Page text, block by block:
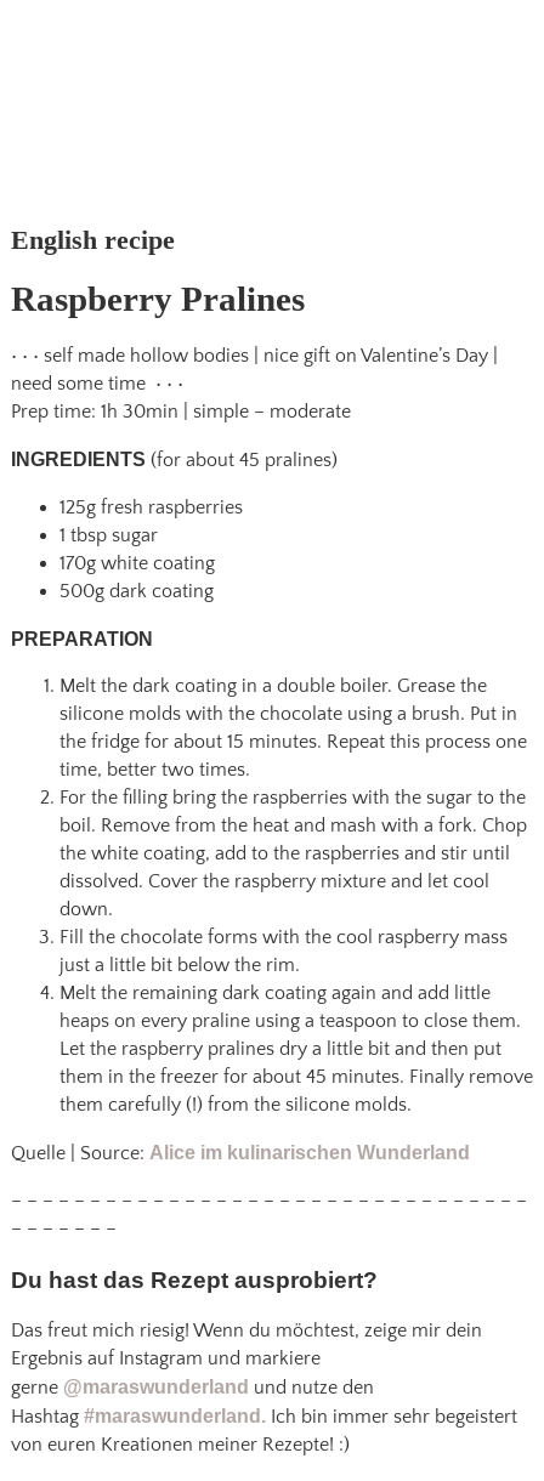
English recipe
Raspberry Pralines
• • • self made hollow bodies | nice gift on Valentine’s Day |
need some time • • •
Prep time: 1h 30min | simple – moderate
INGREDIENTS (for about 45 pralines)
125g fresh raspberries
1 tbsp sugar
170g white coating
500g dark coating
PREPARATION
Melt the dark coating in a double boiler. Grease the
silicone molds with the chocolate using a brush. Put in
the fridge for about 15 minutes. Repeat this process one
time, better two times.
For the filling bring the raspberries with the sugar to the
boil. Remove from the heat and mash with a fork. Chop
the white coating, add to the raspberries and stir until
dissolved. Cover the raspberry mixture and let cool
down.
Fill the chocolate forms with the cool raspberry mass
just a little bit below the rim.
Melt the remaining dark coating again and add little
heaps on every praline using a teaspoon to close them.
Let the raspberry pralines dry a little bit and then put
them in the freezer for about 45 minutes. Finally remove
them carefully (!) from the silicone molds.
Quelle | Source: Alice im kulinarischen Wunderland
– – – – – – – – – – – – – – – – – – – – – – – – – – – – – – – – –
– – – – – – –
Du hast das Rezept ausprobiert?
Das freut mich riesig! Wenn du möchtest, zeige mir dein
Ergebnis auf Instagram und markiere
gerne @maraswunderland und nutze den
Hashtag #maraswunderland.Ich bin immer sehr begeistert
von euren Kreationen meiner Rezepte! :)